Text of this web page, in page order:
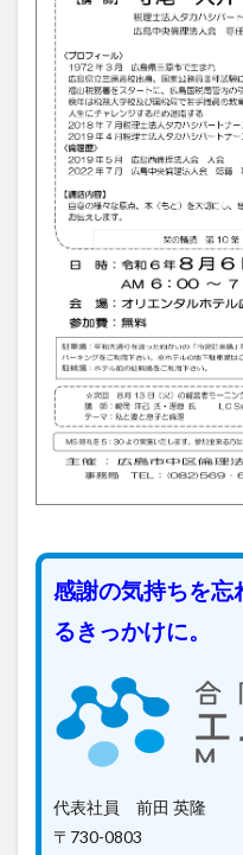
感謝の気持ちを忘
るきっかけに。
代表社員 前田 英隆
〒730-0803